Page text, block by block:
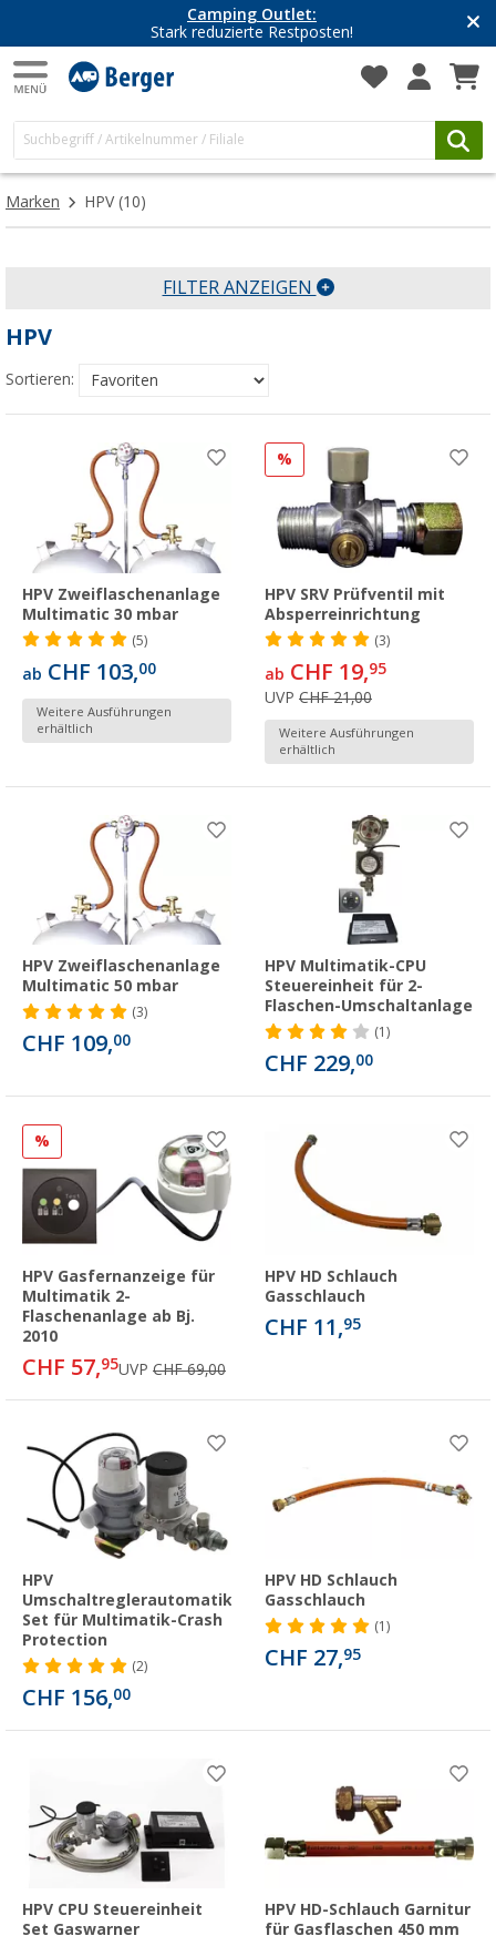
Camping Outlet:
Stark reduzierte Restposten!
Marken HPV (10)
FILTER ANZEIGEN
HPV
Sortieren:
HPV Zweiflaschenanlage
Multimatic 30 mbar
(5)
ab CHF 103,00
Weitere Ausführungen
erhältlich
%
HPV SRV Prüfventil mit
Absperreinrichtung
(3)
ab CHF 19,95
UVP CHF 21,00
Weitere Ausführungen
erhältlich
HPV Zweiflaschenanlage
Multimatic 50 mbar
(3)
CHF 109,00
HPV Multimatik-CPU
Steuereinheit für 2-
Flaschen-Umschaltanlage
(1)
CHF 229,00
%
HPV Gasfernanzeige für
Multimatik 2-
Flaschenanlage ab Bj.
2010
CHF 57,95UVP CHF 69,00
HPV HD Schlauch
Gasschlauch
CHF 11,95
HPV
Umschaltreglerautomatik
Set für Multimatik-Crash
Protection
(2)
CHF 156,00
HPV HD Schlauch
Gasschlauch
(1)
CHF 27,95
HPV CPU Steuereinheit
Set Gaswarner
HPV HD-Schlauch Garnitur
für Gasflaschen 450 mm